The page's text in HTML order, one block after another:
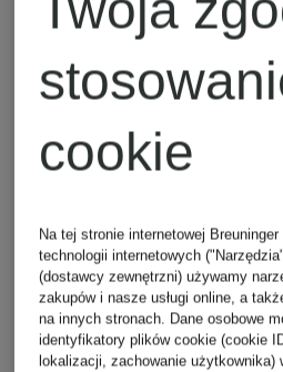
VAN
DEN
cookie
Na tej stronie internetowej
technologii internetowych
(dostawcy zewnętrzni) używamy
zakupów i nasze usługi online, a
na innych stronach. Dane osobowe
identyfikatory plików cookie (cookie
lokalizacji, zachowanie